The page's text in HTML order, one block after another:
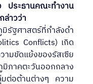
ล่าวว่า
ศาสตร์ที่กําลังดํา
Conflicts) เกิด
ามขัดแย้งของรัสเซีย
มิภาคตะวันออกกลาง
ต่อต้านต่างๆ ความ